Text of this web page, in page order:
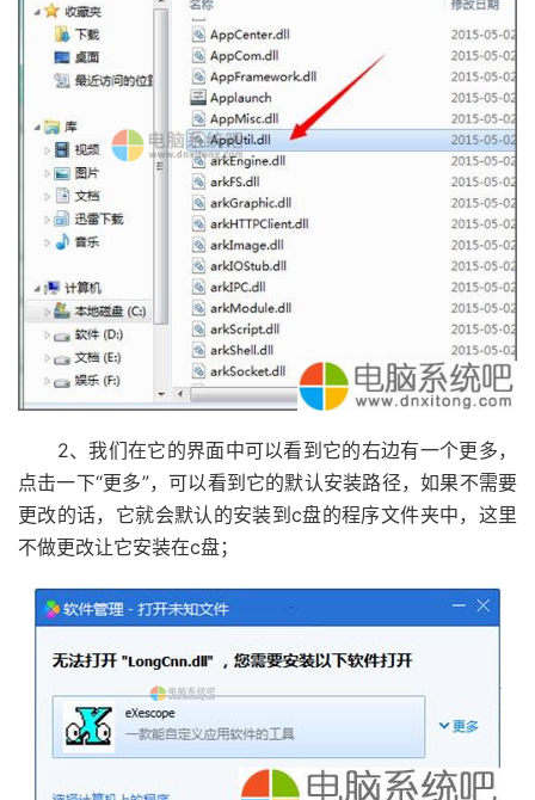
2、我们在它的界面中可以看到它的右边有一个更多，
点击一下“更多”，可以看到它的默认安装路径，如果不需要
更改的话，它就会默认的安装到c盘的程序文件夹中，这里
不做更改让它安装在c盘；